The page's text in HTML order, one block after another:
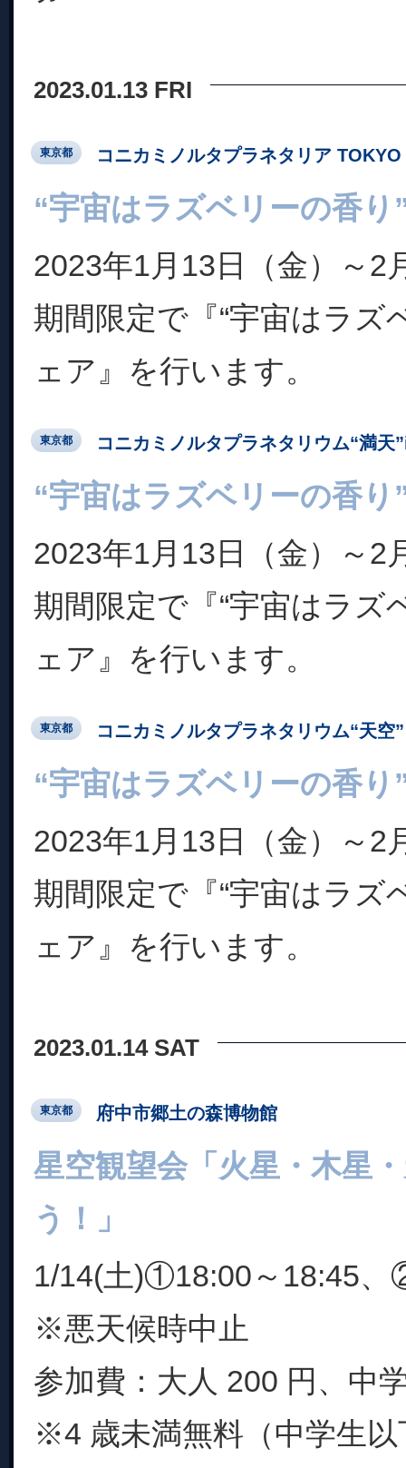
2023.01.13 FRI
東京都 コニカミノルタプラネタリア TOKYO
“宇宙はラズベリーの香り
2023年1月13日（金）～2
期間限定で『“宇宙はラズ
ェア』を行います。
東京都 コニカミノルタプラネタリウム“満
“宇宙はラズベリーの香り
2023年1月13日（金）～2
期間限定で『“宇宙はラズ
ェア』を行います。
東京都 コニカミノルタプラネタリウム“天
“宇宙はラズベリーの香り
2023年1月13日（金）～2
期間限定で『“宇宙はラズ
ェア』を行います。
2023.01.14 SAT
東京都 府中市郷土の森博物館
星空観望会「火星・木星
う！」
1/14(土)①18:00～18:45
※悪天候時中止
参加費：大人 200 円、中
※4 歳未満無料（中学生